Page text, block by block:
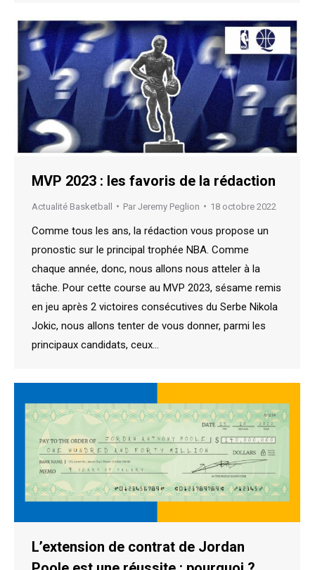
MVP 2023 : les favoris de la rédaction
Actualité Basketball Par Jeremy Peglion 18 octobre 2022
Comme tous les ans, la rédaction vous propose un
pronostic sur le principal trophée NBA. Comme
chaque année, donc, nous allons nous atteler à la
tâche. Pour cette course au MVP 2023, sésame remis
en jeu après 2 victoires consécutives du Serbe Nikola
Jokic, nous allons tenter de vous donner, parmi les
principaux candidats, ceux…
L’extension de contrat de Jordan